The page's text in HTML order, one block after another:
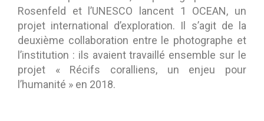
Rosenfeld et l’UNESCO lancent 1 OCEAN, un
projet international d’exploration. Il s’agit de la
deuxième collaboration entre le photographe et
l’institution : ils avaient travaillé ensemble sur le
projet « Récifs coralliens, un enjeu pour
l’humanité » en 2018.